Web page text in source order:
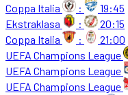
Coppa Italia
:
19:45
Ekstraklasa
:
20:15
Coppa Italia
:
21:00
UEFA Champions League
UEFA Champions League
UEFA Champions League